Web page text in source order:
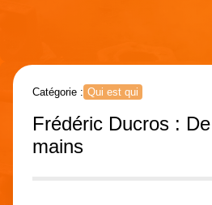
Catégorie : Qui est qui
Frédéric Ducros :
mains